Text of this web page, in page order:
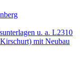
u. a. L2310
mit Neubau